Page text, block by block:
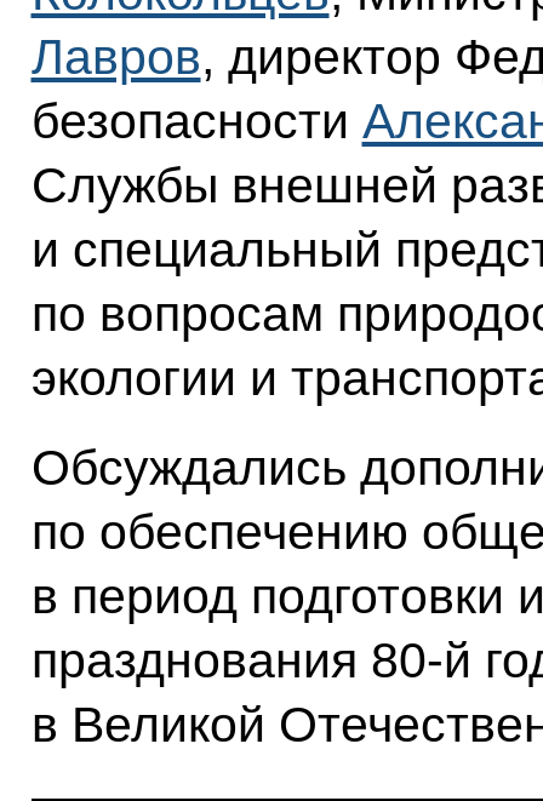
Лавров, директор
безопасности
Службы внешней
и специальный
по вопросам
экологии и
Обсуждались
по обеспечению
в период подготовки
празднования 80-й
в Великой